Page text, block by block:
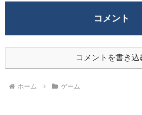
コメント
コメントを書き込
ホーム ゲーム